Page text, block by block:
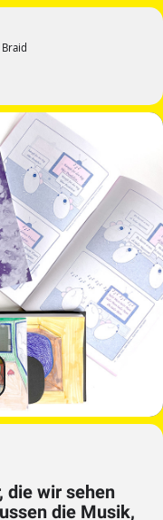
die wir sehen
die Musik,